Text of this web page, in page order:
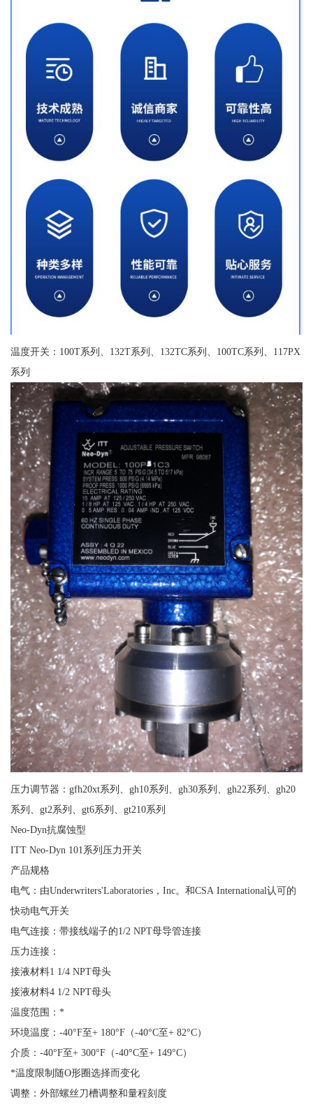
温度开关：100T系列、132T系列、132TC系列、100TC系列、117PX
系列
压力调节器：gfh20xt系列、gh10系列、gh30系列、gh22系列、gh20
系列、gt2系列、gt6系列、gt210系列
Neo-Dyn抗腐蚀型
ITT Neo-Dyn 101系列压力开关
产品规格
电气：由Underwriters'Laboratories，Inc。和CSA International认可的
快动电气开关
电气连接：带接线端子的1/2 NPT母导管连接
压力连接：
接液材料1 1/4 NPT母头
接液材料4 1/2 NPT母头
温度范围：*
环境温度：-40°F至+ 180°F（-40°C至+ 82°C）
介质：-40°F至+ 300°F（-40°C至+ 149°C）
*温度限制随O形圈选择而变化
调整：外部螺丝刀槽调整和量程刻度